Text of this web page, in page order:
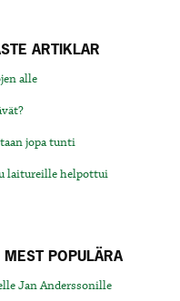
ARTIKLAR
alle
jopa tunti
laitureille helpottui
MEST POPULÄRA
Jan Anderssonille